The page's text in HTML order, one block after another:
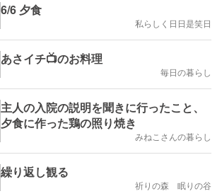
6/6 夕食
私らしく日日是笑日
あさイチ📺️のお料理
毎日の暮らし
主人の入院の説明を聞きに行ったこと、
夕食に作った鶏の照り焼き
みねこさんの暮らし
繰り返し観る
祈りの森 眠りの谷